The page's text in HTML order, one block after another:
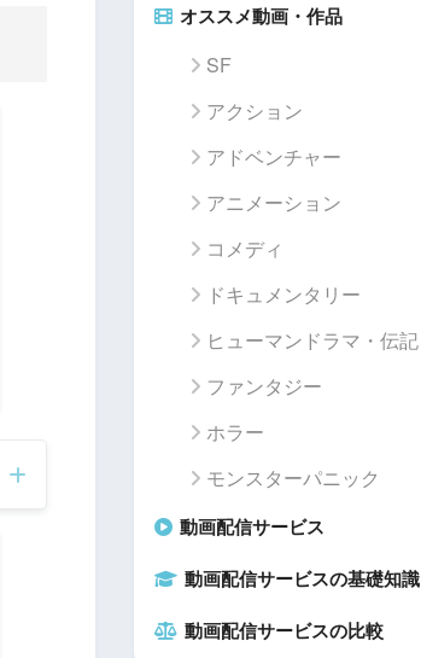
オススメ動画・作品
SF
アクション
アドベンチャー
アニメーション
コメディ
ドキュメンタリー
ヒューマンドラマ・伝記
ファンタジー
ホラー
モンスターパニック
動画配信サービス
動画配信サービスの基礎知識
動画配信サービスの比較